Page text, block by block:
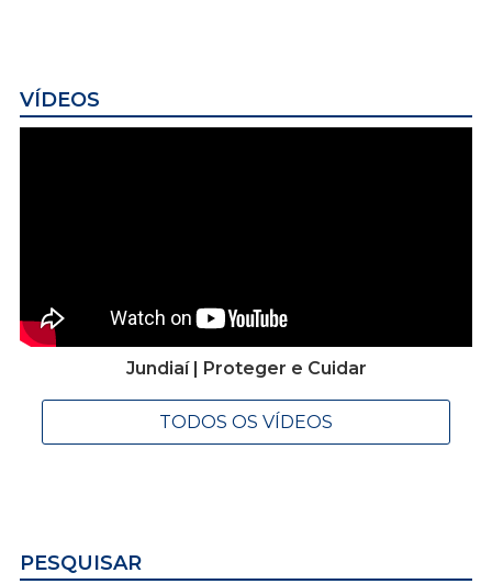
VÍDEOS
Jundiaí | Proteger e Cuidar
TODOS OS VÍDEOS
PESQUISAR